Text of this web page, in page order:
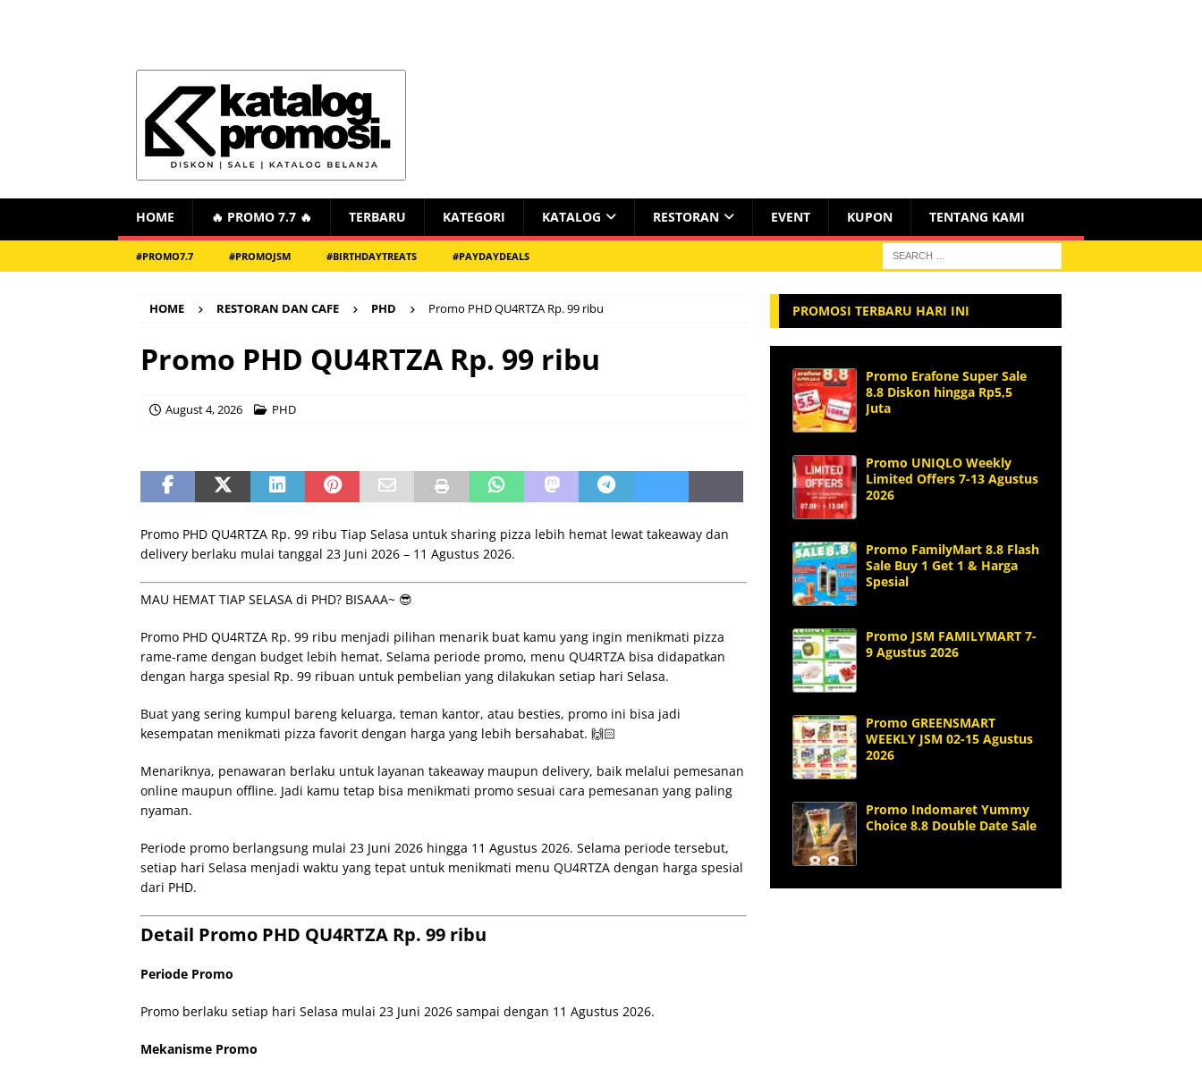
HOME 🔥 PROMO 7.7 🔥 TERBARU KATEGORI KATALOG RESTORAN EVENT KUPON TENTANG KAMI
#PROMO7.7 #PROMOJSM #BIRTHDAYTREATS #PAYDAYDEALS
HOME RESTORAN DAN CAFE PHD Promo PHD QU4RTZA Rp. 99 ribu
Promo PHD QU4RTZA Rp. 99 ribu
August 4, 2026 PHD
Promo PHD QU4RTZA Rp. 99 ribu Tiap Selasa untuk sharing pizza lebih hemat lewat takeaway dan
delivery berlaku mulai tanggal 23 Juni 2026 – 11 Agustus 2026.
MAU HEMAT TIAP SELASA di PHD? BISAAA~ 😎
Promo PHD QU4RTZA Rp. 99 ribu menjadi pilihan menarik buat kamu yang ingin menikmati pizza
rame-rame dengan budget lebih hemat. Selama periode promo, menu QU4RTZA bisa didapatkan
dengan harga spesial Rp. 99 ribuan untuk pembelian yang dilakukan setiap hari Selasa.
Buat yang sering kumpul bareng keluarga, teman kantor, atau besties, promo ini bisa jadi
kesempatan menikmati pizza favorit dengan harga yang lebih bersahabat. 🙌🏻
Menariknya, penawaran berlaku untuk layanan takeaway maupun delivery, baik melalui pemesanan
online maupun offline. Jadi kamu tetap bisa menikmati promo sesuai cara pemesanan yang paling
nyaman.
Periode promo berlangsung mulai 23 Juni 2026 hingga 11 Agustus 2026. Selama periode tersebut,
setiap hari Selasa menjadi waktu yang tepat untuk menikmati menu QU4RTZA dengan harga spesial
dari PHD.
Detail Promo PHD QU4RTZA Rp. 99 ribu
Periode Promo
Promo berlaku setiap hari Selasa mulai 23 Juni 2026 sampai dengan 11 Agustus 2026.
Mekanisme Promo
PROMOSI TERBARU HARI INI
Promo Erafone Super Sale
8.8 Diskon hingga Rp5,5
Juta
Promo UNIQLO Weekly
Limited Offers 7-13 Agustus
2026
Promo FamilyMart 8.8 Flash
Sale Buy 1 Get 1 & Harga
Spesial
Promo JSM FAMILYMART 7-
9 Agustus 2026
Promo GREENSMART
WEEKLY JSM 02-15 Agustus
2026
Promo Indomaret Yummy
Choice 8.8 Double Date Sale